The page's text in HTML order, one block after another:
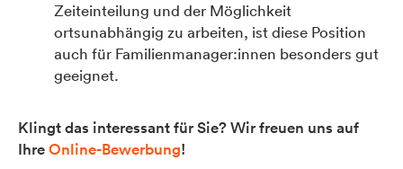
Zeiteinteilung und der Möglichkeit
ortsunabhängig zu arbeiten, ist diese Position
auch für Familienmanager:innen besonders gut
geeignet.
Klingt das interessant für Sie?Wir freuen uns auf
IhreOnline-Bewerbung!